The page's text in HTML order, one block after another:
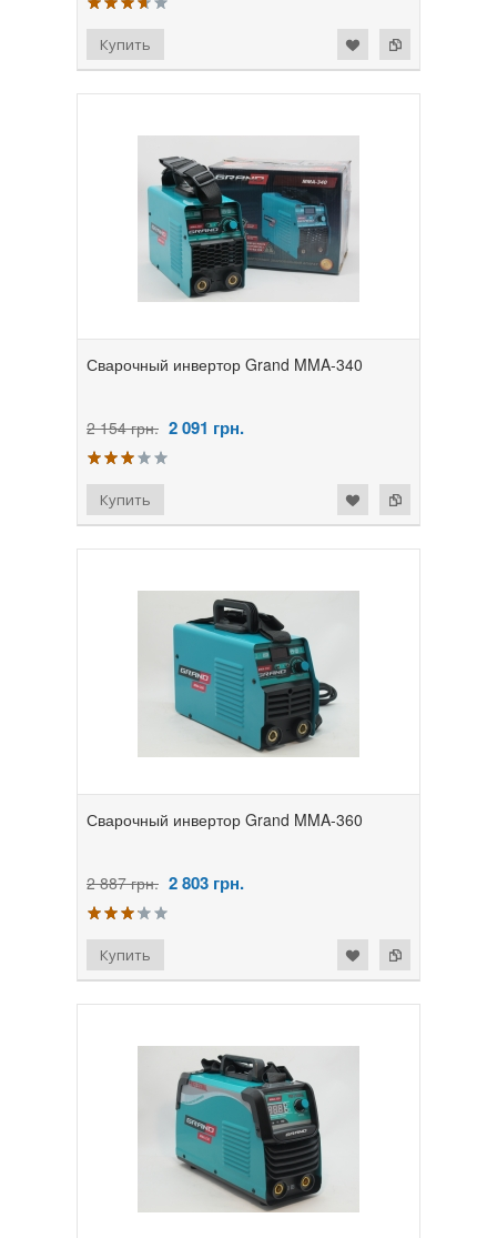
Сварочный инвертор Grand MMA-340
2 154 грн. 2 091 грн.
Сварочный инвертор Grand MMA-360
2 887 грн. 2 803 грн.